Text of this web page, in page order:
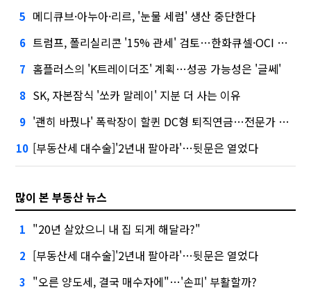
5 메디큐브·아누아·리르, '눈물 세럼' 생산 중단한다
6 트럼프, 폴리실리콘 '15% 관세' 검토…한화큐셀·OCI 영향은?
7 홈플러스의 'K트레이더조' 계획…성공 가능성은 '글쎄'
8 SK, 자본잠식 '쏘카 말레이' 지분 더 사는 이유
9 '괜히 바꿨나' 폭락장이 할퀸 DC형 퇴직연금…전문가 조언은
10 [부동산세 대수술]'2년내 팔아라'…뒷문은 열었다
많이 본 부동산 뉴스
1 "20년 살았으니 내 집 되게 해달라?"
2 [부동산세 대수술]'2년내 팔아라'…뒷문은 열었다
3 "오른 양도세, 결국 매수자에"…'손피' 부활할까?